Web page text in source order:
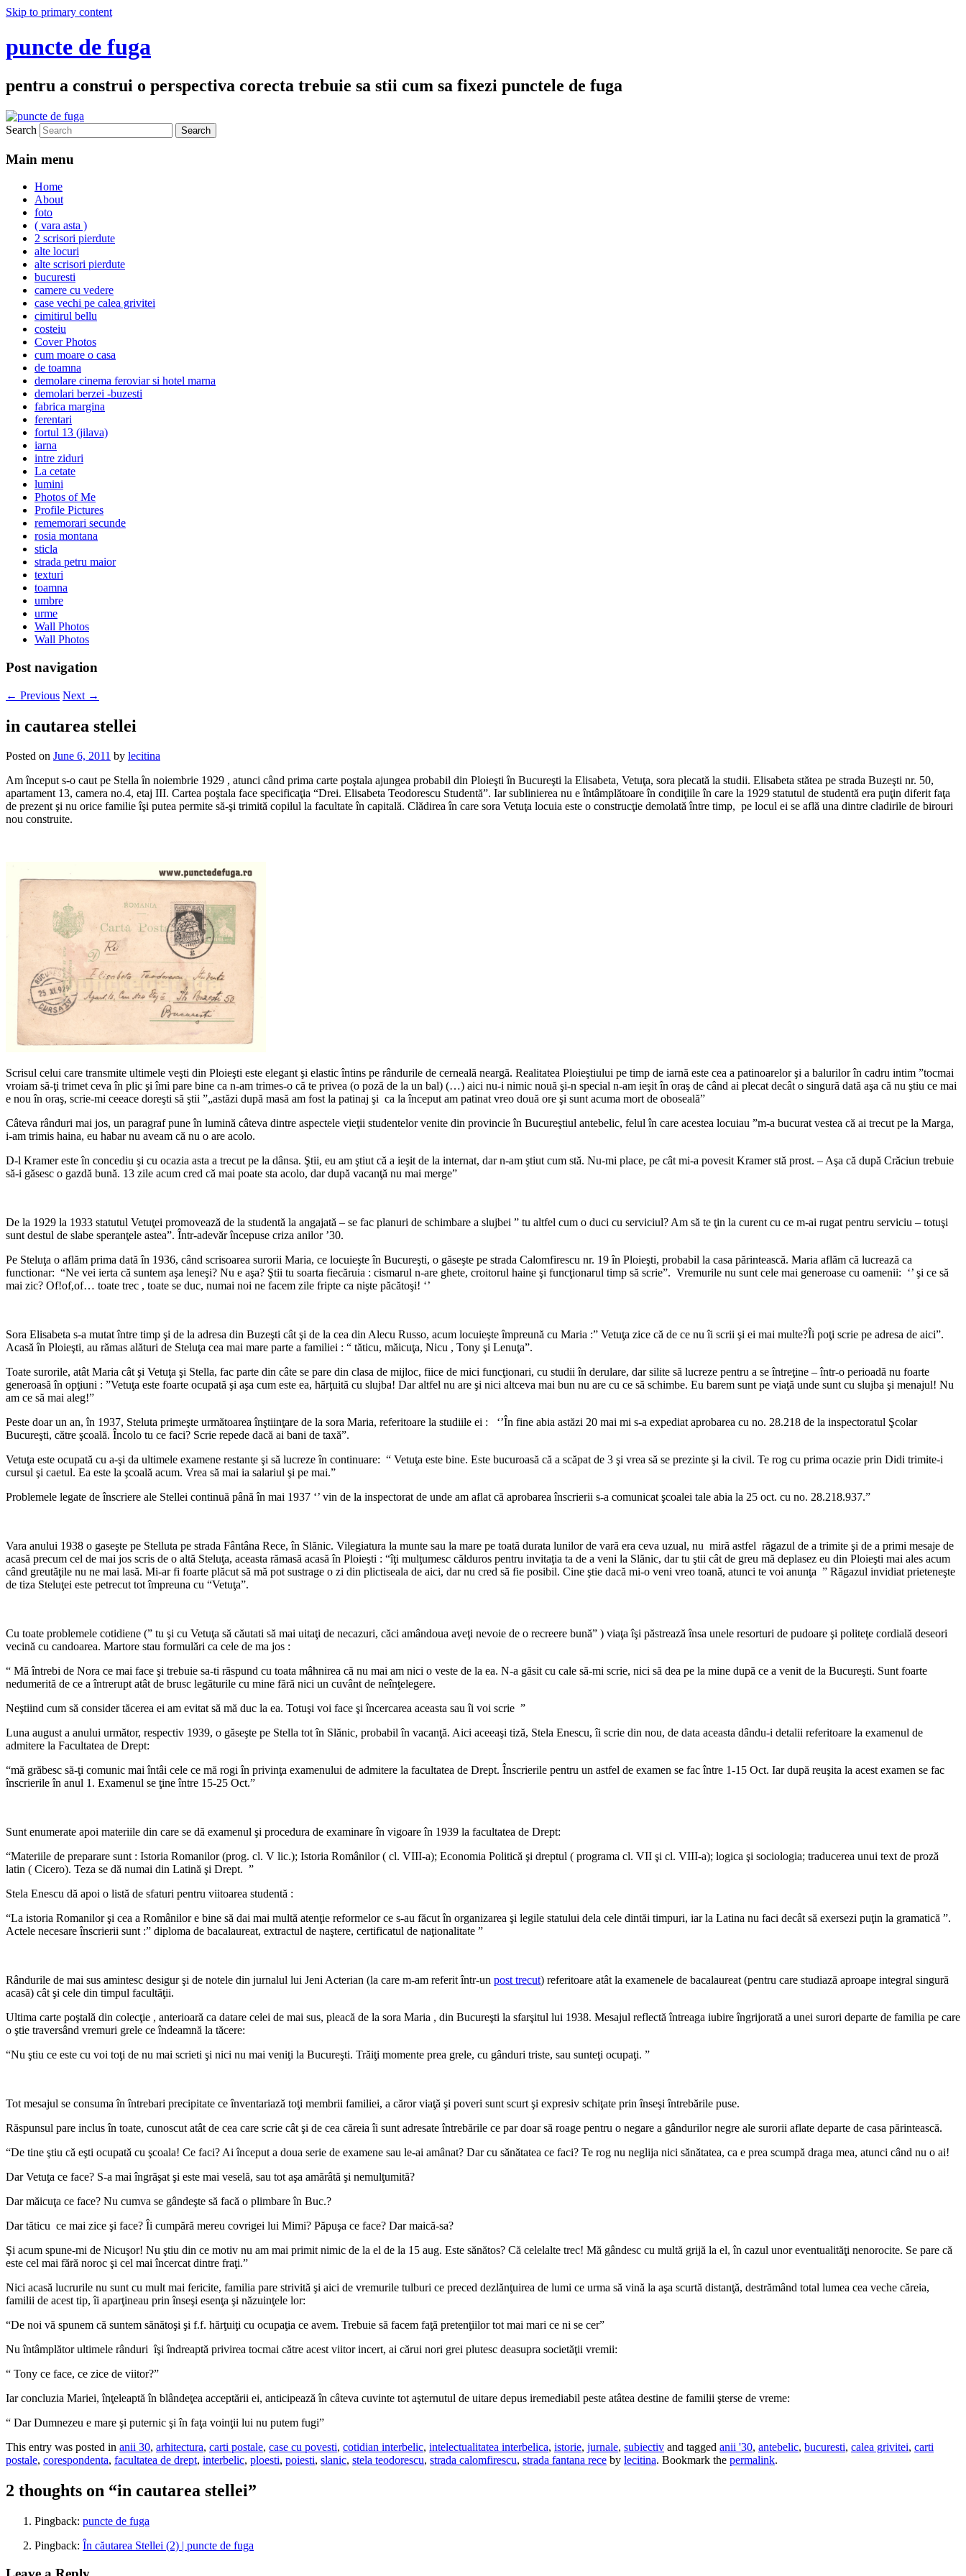
Skip to primary content
puncte de fuga
pentru a construi o perspectiva corecta trebuie sa stii cum sa fixezi punctele de fuga
Search
Main menu
Home
About
foto
( vara asta )
2 scrisori pierdute
alte locuri
alte scrisori pierdute
bucuresti
camere cu vedere
case vechi pe calea grivitei
cimitirul bellu
costeiu
Cover Photos
cum moare o casa
de toamna
demolare cinema feroviar si hotel marna
demolari berzei -buzesti
fabrica margina
ferentari
fortul 13 (jilava)
iarna
intre ziduri
La cetate
lumini
Photos of Me
Profile Pictures
rememorari secunde
rosia montana
sticla
strada petru maior
texturi
toamna
umbre
urme
Wall Photos
Wall Photos
Post navigation
← Previous Next →
in cautarea stellei
Posted on June 6, 2011 by lecitina
Am început s-o caut pe Stella în noiembrie 1929 , atunci când prima carte poştala ajungea probabil din Ploieşti în Bucureşti la Elisabeta, Vetuţa, sora plecată la studii. Elisabeta stătea pe strada Buzeşti nr. 50,
apartament 13, camera no.4, etaj III. Cartea poştala face specificaţia “Drei. Elisabeta Teodorescu Studentă”. Iar sublinierea nu e întâmplătoare în condiţiile în care la 1929 statutul de studentă era puţin diferit faţa
de prezent şi nu orice familie îşi putea permite să-şi trimită copilul la facultate în capitală. Clădirea în care sora Vetuţa locuia este o construcţie demolată între timp, pe locul ei se află una dintre cladirile de birouri
nou construite.
Scrisul celui care transmite ultimele veşti din Ploieşti este elegant şi elastic întins pe rândurile de cerneală neargă. Realitatea Ploieştiului pe timp de iarnă este cea a patinoarelor şi a balurilor în cadru intim ”tocmai
vroiam să-ţi trimet ceva în plic şi îmi pare bine ca n-am trimes-o că te privea (o poză de la un bal) (…) aici nu-i nimic nouă şi-n special n-am ieşit în oraş de când ai plecat decât o singură dată aşa că nu ştiu ce mai
e nou în oraş, scrie-mi ceeace doreşti să ştii ”„astăzi după masă am fost la patinaj şi ca la început am patinat vreo două ore şi sunt acuma mort de oboseală”
Câteva rânduri mai jos, un paragraf pune în lumină câteva dintre aspectele vieţii studentelor venite din provincie în Bucureştiul antebelic, felul în care acestea locuiau ”m-a bucurat vestea că ai trecut pe la Marga,
i-am trimis haina, eu habar nu aveam că nu o are acolo.
D-l Kramer este în concediu şi cu ocazia asta a trecut pe la dânsa. Ştii, eu am ştiut că a ieşit de la internat, dar n-am ştiut cum stă. Nu-mi place, pe cât mi-a povesit Kramer stă prost. – Aşa că după Crăciun trebuie
să-i găsesc o gazdă bună. 13 zile acum cred că mai poate sta acolo, dar după vacanţă nu mai merge”
De la 1929 la 1933 statutul Vetuţei promovează de la studentă la angajată – se fac planuri de schimbare a slujbei ” tu altfel cum o duci cu serviciul? Am să te ţin la curent cu ce m-ai rugat pentru serviciu – totuşi
sunt destul de slabe speranţele astea”. Într-adevăr începuse criza anilor ’30.
Pe Steluţa o aflăm prima dată în 1936, când scrisoarea surorii Maria, ce locuieşte în Bucureşti, o găseşte pe strada Calomfirescu nr. 19 în Ploieşti, probabil la casa părintească. Maria aflăm că lucrează ca
functionar: “Ne vei ierta că suntem aşa leneşi? Nu e aşa? Ştii tu soarta fiecăruia : cismarul n-are ghete, croitorul haine şi funcţionarul timp să scrie”. Vremurile nu sunt cele mai generoase cu oamenii: ‘’ şi ce să
mai zic? Of!of,of… toate trec , toate se duc, numai noi ne facem zile fripte ca nişte păcătoşi! ‘’
Sora Elisabeta s-a mutat între timp şi de la adresa din Buzeşti cât şi de la cea din Alecu Russo, acum locuieşte împreună cu Maria :” Vetuţa zice că de ce nu îi scrii şi ei mai multe?Îi poţi scrie pe adresa de aici”.
Acasă în Ploieşti, au rămas alături de Steluţa cea mai mare parte a familiei : “ tăticu, măicuţa, Nicu , Tony şi Lenuţa”.
Toate surorile, atât Maria cât şi Vetuţa şi Stella, fac parte din câte se pare din clasa de mijloc, fiice de mici funcţionari, cu studii în derulare, dar silite să lucreze pentru a se întreţine – într-o perioadă nu foarte
generoasă în opţiuni : ”Vetuţa este foarte ocupată şi aşa cum este ea, hărţuită cu slujba! Dar altfel nu are şi nici altceva mai bun nu are cu ce să schimbe. Eu barem sunt pe viaţă unde sunt cu slujba şi menajul! Nu
am ce să mai aleg!”
Peste doar un an, în 1937, Steluta primeşte următoarea înştiinţare de la sora Maria, referitoare la studiile ei : ‘’În fine abia astăzi 20 mai mi s-a expediat aprobarea cu no. 28.218 de la inspectoratul Şcolar
Bucureşti, către şcoală. Încolo tu ce faci? Scrie repede dacă ai bani de taxă”.
Vetuţa este ocupată cu a-şi da ultimele examene restante şi să lucreze în continuare: “ Vetuţa este bine. Este bucuroasă că a scăpat de 3 şi vrea să se prezinte şi la civil. Te rog cu prima ocazie prin Didi trimite-i
cursul şi caetul. Ea este la şcoală acum. Vrea să mai ia salariul şi pe mai.”
Problemele legate de înscriere ale Stellei continuă până în mai 1937 ‘’ vin de la inspectorat de unde am aflat că aprobarea înscrierii s-a comunicat şcoalei tale abia la 25 oct. cu no. 28.218.937.”
Vara anului 1938 o gaseşte pe Stelluta pe strada Fântâna Rece, în Slănic. Vilegiatura la munte sau la mare pe toată durata lunilor de vară era ceva uzual, nu miră astfel răgazul de a trimite şi de a primi mesaje de
acasă precum cel de mai jos scris de o altă Steluţa, aceasta rămasă acasă în Ploieşti : “îţi mulţumesc călduros pentru invitaţia ta de a veni la Slănic, dar tu ştii cât de greu mă deplasez eu din Ploieşti mai ales acum
când greutăţile nu ne mai lasă. Mi-ar fi foarte plăcut să mă pot sustrage o zi din plictiseala de aici, dar nu cred să fie posibil. Cine ştie dacă mi-o veni vreo toană, atunci te voi anunţa ” Răgazul invidiat prieteneşte
de tiza Steluţei este petrecut tot împreuna cu “Vetuţa”.
Cu toate problemele cotidiene (” tu şi cu Vetuţa să căutati să mai uitaţi de necazuri, căci amândoua aveţi nevoie de o recreere bună” ) viaţa îşi păstrează însa unele resorturi de pudoare şi politeţe cordială deseori
vecină cu candoarea. Martore stau formulări ca cele de ma jos :
“ Mă întrebi de Nora ce mai face şi trebuie sa-ti răspund cu toata mâhnirea că nu mai am nici o veste de la ea. N-a găsit cu cale să-mi scrie, nici să dea pe la mine după ce a venit de la Bucureşti. Sunt foarte
nedumerită de ce a întrerupt atât de brusc legăturile cu mine fără nici un cuvânt de neînţelegere.
Neştiind cum să consider tăcerea ei am evitat să mă duc la ea. Totuşi voi face şi încercarea aceasta sau îi voi scrie ”
Luna august a anului următor, respectiv 1939, o găseşte pe Stella tot în Slănic, probabil în vacanţă. Aici aceeaşi tiză, Stela Enescu, îi scrie din nou, de data aceasta dându-i detalii referitoare la examenul de
admitere la Facultatea de Drept:
“mă grăbesc să-ţi comunic mai întâi cele ce mă rogi în privinţa examenului de admitere la facultatea de Drept. Înscrierile pentru un astfel de examen se fac între 1-15 Oct. Iar după reuşita la acest examen se fac
înscrierile în anul 1. Examenul se ţine între 15-25 Oct.”
Sunt enumerate apoi materiile din care se dă examenul şi procedura de examinare în vigoare în 1939 la facultatea de Drept:
“Materiile de preparare sunt : Istoria Romanilor (prog. cl. V lic.); Istoria Românilor ( cl. VIII-a); Economia Politică şi dreptul ( programa cl. VII şi cl. VIII-a); logica şi sociologia; traducerea unui text de proză
latin ( Cicero). Teza se dă numai din Latină şi Drept. ”
Stela Enescu dă apoi o listă de sfaturi pentru viitoarea studentă :
“La istoria Romanilor şi cea a Românilor e bine să dai mai multă atenţie reformelor ce s-au făcut în organizarea şi legile statului dela cele dintăi timpuri, iar la Latina nu faci decât să exersezi puţin la gramatică ”.
Actele necesare înscrierii sunt :” diploma de bacalaureat, extractul de naştere, certificatul de naţionalitate ”
Rândurile de mai sus amintesc desigur şi de notele din jurnalul lui Jeni Acterian (la care m-am referit într-un post trecut) referitoare atât la examenele de bacalaureat (pentru care studiază aproape integral singură
acasă) cât şi cele din timpul facultăţii.
Ultima carte poştală din colecţie , anterioară ca datare celei de mai sus, pleacă de la sora Maria , din Bucureşti la sfarşitul lui 1938. Mesajul reflectă întreaga iubire îngrijorată a unei surori departe de familia pe care
o ştie traversând vremuri grele ce îndeamnă la tăcere:
“Nu ştiu ce este cu voi toţi de nu mai scrieti şi nici nu mai veniţi la Bucureşti. Trăiţi momente prea grele, cu gânduri triste, sau sunteţi ocupaţi. ”
Tot mesajul se consuma în întrebari precipitate ce înventariază toţi membrii familiei, a căror viaţă şi poveri sunt scurt şi expresiv schiţate prin înseşi întrebările puse.
Răspunsul pare inclus în toate, cunoscut atât de cea care scrie cât şi de cea căreia îi sunt adresate întrebările ce par doar să roage pentru o negare a gândurilor negre ale surorii aflate departe de casa părintească.
“De tine ştiu că eşti ocupată cu şcoala! Ce faci? Ai început a doua serie de examene sau le-ai amânat? Dar cu sănătatea ce faci? Te rog nu neglija nici sănătatea, ca e prea scumpă draga mea, atunci când nu o ai!
Dar Vetuţa ce face? S-a mai îngrăşat şi este mai veselă, sau tot aşa amărâtă şi nemulţumită?
Dar măicuţa ce face? Nu cumva se gândeşte să facă o plimbare în Buc.?
Dar tăticu ce mai zice şi face? Îi cumpără mereu covrigei lui Mimi? Păpuşa ce face? Dar maică-sa?
Şi acum spune-mi de Nicuşor! Nu ştiu din ce motiv nu am mai primit nimic de la el de la 15 aug. Este sănătos? Că celelalte trec! Mă gândesc cu multă grijă la el, în cazul unor eventualităţi nenorocite. Se pare că
este cel mai fără noroc şi cel mai încercat dintre fraţi.”
Nici acasă lucrurile nu sunt cu mult mai fericite, familia pare strivită şi aici de vremurile tulburi ce preced dezlănţuirea de lumi ce urma să vină la aşa scurtă distanţă, destrămând total lumea cea veche căreia,
familii de acest tip, îi aparţineau prin înseşi esenţa şi năzuinţele lor:
“De noi vă spunem că suntem sănătoşi şi f.f. hărţuiţi cu ocupaţia ce avem. Trebuie să facem faţă pretenţiilor tot mai mari ce ni se cer”
Nu întâmplător ultimele rânduri îşi îndreaptă privirea tocmai către acest viitor incert, ai cărui nori grei plutesc deasupra societăţii vremii:
“ Tony ce face, ce zice de viitor?”
Iar concluzia Mariei, înţeleaptă în blândeţea acceptării ei, anticipează în câteva cuvinte tot aşternutul de uitare depus iremediabil peste atâtea destine de familii şterse de vreme:
“ Dar Dumnezeu e mare şi puternic şi în faţa voinţii lui nu putem fugi”
This entry was posted in anii 30, arhitectura, carti postale, case cu povesti, cotidian interbelic, intelectualitatea interbelica, istorie, jurnale, subiectiv and tagged anii '30, antebelic, bucuresti, calea grivitei, carti
postale, corespondenta, facultatea de drept, interbelic, ploesti, poiesti, slanic, stela teodorescu, strada calomfirescu, strada fantana rece by lecitina. Bookmark the permalink.
2 thoughts on “in cautarea stellei”
Pingback: puncte de fuga
Pingback: În căutarea Stellei (2) | puncte de fuga